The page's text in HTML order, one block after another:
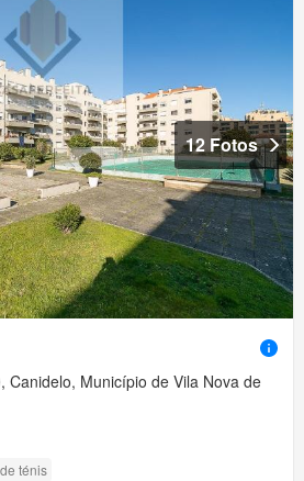
12 Fotos
Canidelo, Município de Vila Nova de
ténis